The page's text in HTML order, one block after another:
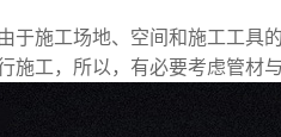
施工场地、空间和施工工具
施工，所以，有必要考虑管材